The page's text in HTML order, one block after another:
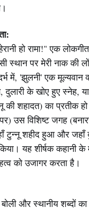
हो रामा!" एक
स्थान पर मेरी नाक की
में, 'झुलनी' एक मूल्यवान
के खोए हुए स्नेह,
की शहादत) का प्रतीक
उस विशिष्ट जगह
टुन्नू शहीद हुआ और जहाँ
यह शीर्षक कहानी
को उजागर करता है।
और स्थानीय शब्दों का